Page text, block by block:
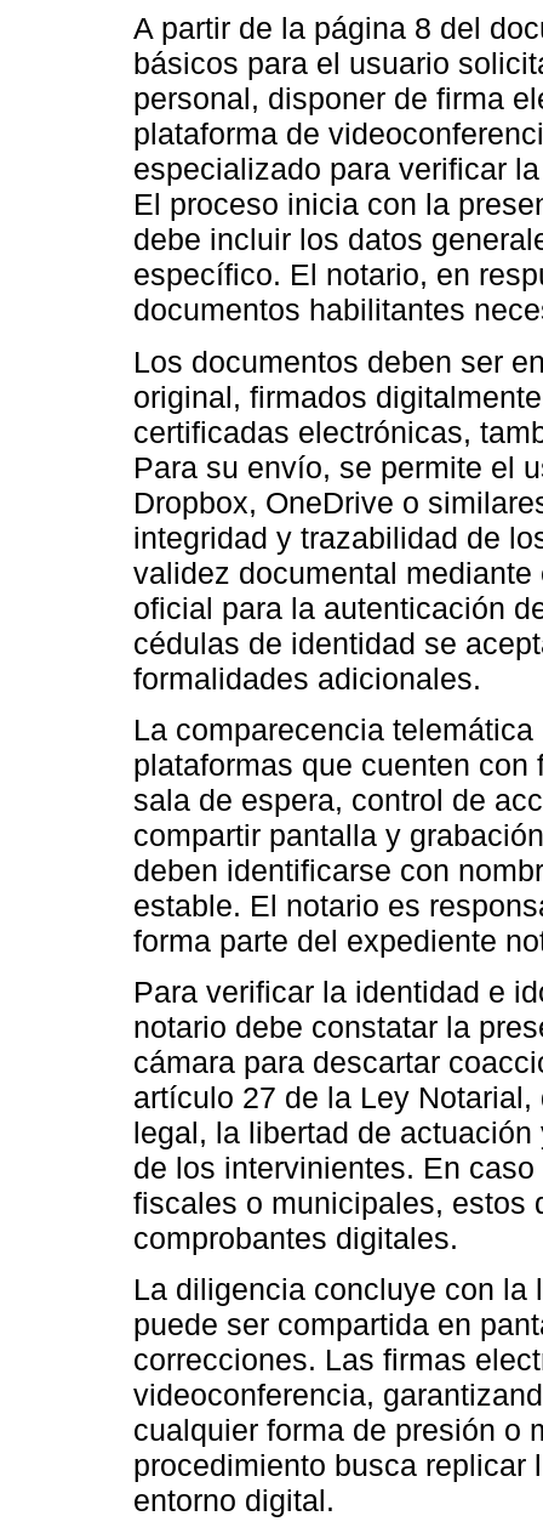
A partir de la página 8 del
básicos para el usuario
personal, disponer de firma
plataforma de
especializado para verificar
El proceso inicia con la
debe incluir los datos
específico. El notario, en
documentos habilitantes
Los documentos deben ser
original, firmados
certificadas electrónicas,
Para su envío, se permite el
Dropbox, OneDrive o
integridad y trazabilidad de
validez documental
oficial para la autenticación
cédulas de identidad se
formalidades adicionales.
La comparecencia
plataformas que cuenten
sala de espera, control de
compartir pantalla y
deben identificarse con
estable. El notario es
forma parte del expediente
Para verificar la identidad e
notario debe constatar la
cámara para descartar
artículo 27 de la Ley
legal, la libertad de
de los intervinientes. En
fiscales o municipales, estos
comprobantes digitales.
La diligencia concluye con la
puede ser compartida en
correcciones. Las firmas
videoconferencia,
cualquier forma de presión o
procedimiento busca replicar
entorno digital.